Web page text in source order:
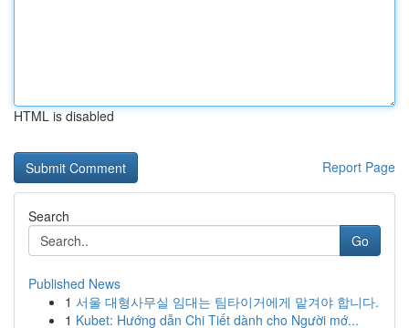
HTML is disabled
Report Page
Search
Go
Published News
1 서울 대형사무실 임대는 팀타이거에게 맡겨야 합니다.
1 Kubet: Hướng dẫn Chi Tiết dành cho Người mớ...